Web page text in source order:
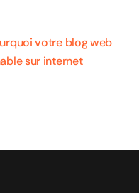
votre blog web
sur internet